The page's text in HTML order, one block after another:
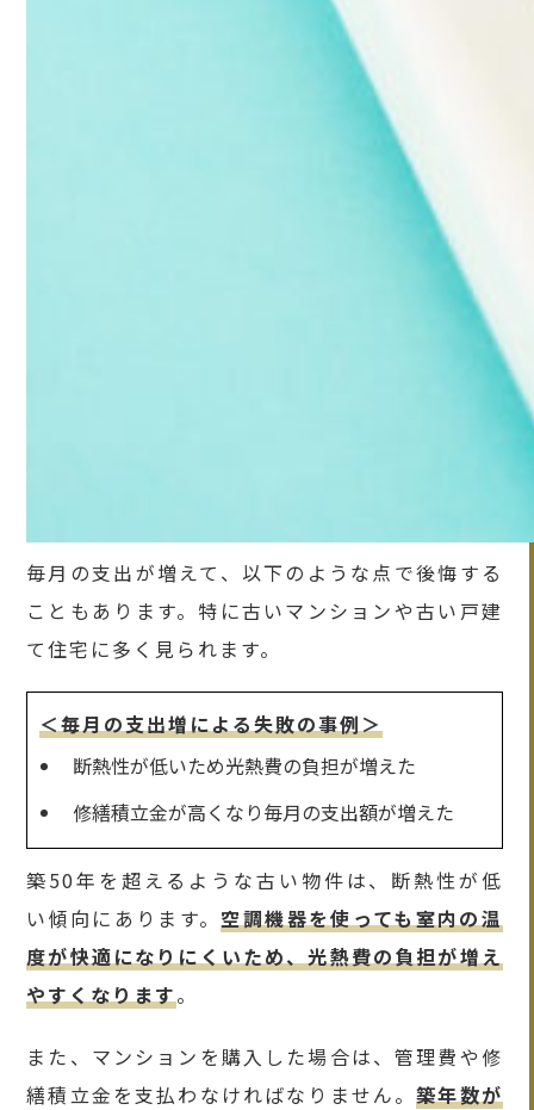
毎月の支出が増えて、以下のような点で後悔する
こともあります。特に古いマンションや古い戸建
て住宅に多く見られます。
＜毎月の支出増による失敗の事例＞
断熱性が低いため光熱費の負担が増えた
修繕積立金が高くなり毎月の支出額が増えた
築50年を超えるような古い物件は、断熱性が低
い傾向にあります。空調機器を使っても室内の温
度が快適になりにくいため、光熱費の負担が増え
やすくなります。
また、マンションを購入した場合は、管理費や修
繕積立金を支払わなければなりません。築年数が